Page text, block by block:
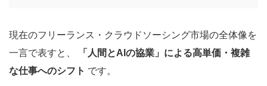
現在のフリーランス・クラウドソーシング市場の全体像を
一言で表すと、
「人間とAIの協業」による高単価・複雑
な仕事へのシフト です。